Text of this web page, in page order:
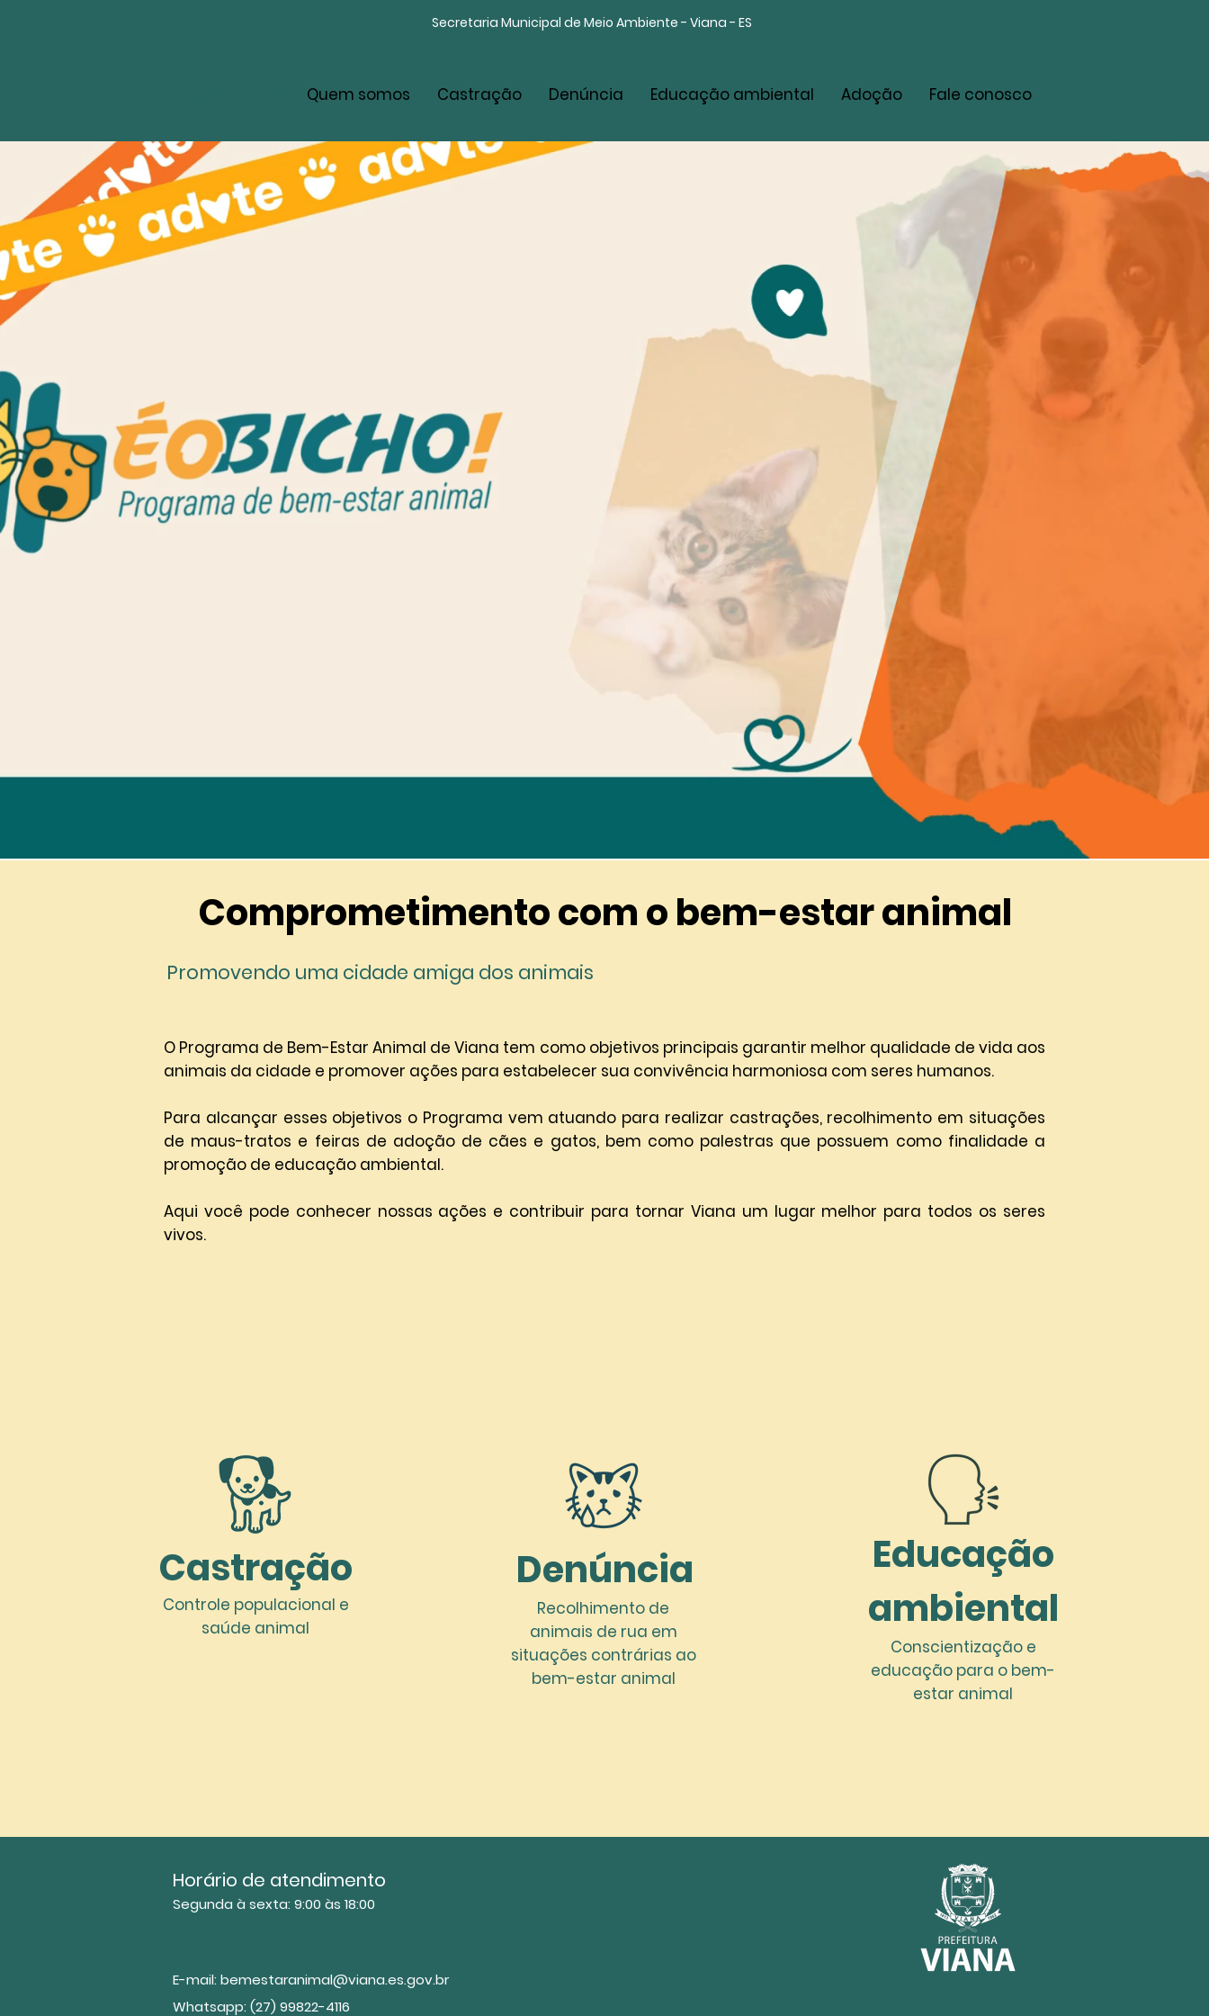
Secretaria Municipal de Meio Ambiente - Viana - ES
Quem somos Castração Denúncia Educação ambiental Adoção Fale conosco
Comprometimento com o bem-estar animal
Promovendo uma cidade amiga dos animais
O Programa de Bem-Estar Animal de Viana tem como objetivos principais garantir melhor qualidade de vida aos
animais da cidade e promover ações para estabelecer sua convivência harmoniosa com seres humanos.
Para alcançar esses objetivos o Programa vem atuando para realizar castrações, recolhimento em situações
de maus-tratos e feiras de adoção de cães e gatos, bem como palestras que possuem como finalidade a
promoção de educação ambiental.
Aqui você pode conhecer nossas ações e contribuir para tornar Viana um lugar melhor para todos os seres
vivos.
Castração
Controle populacional e
saúde animal
Denúncia
Recolhimento de
animais de rua em
situações contrárias ao
bem-estar animal
Educação
ambiental
Conscientização e
educação para o bem-
estar animal
Horário de atendimento
Segunda à sexta: 9:00 às 18:00
E-mail: bemestaranimal@viana.es.gov.br
Whatsapp: (27) 99822-4116